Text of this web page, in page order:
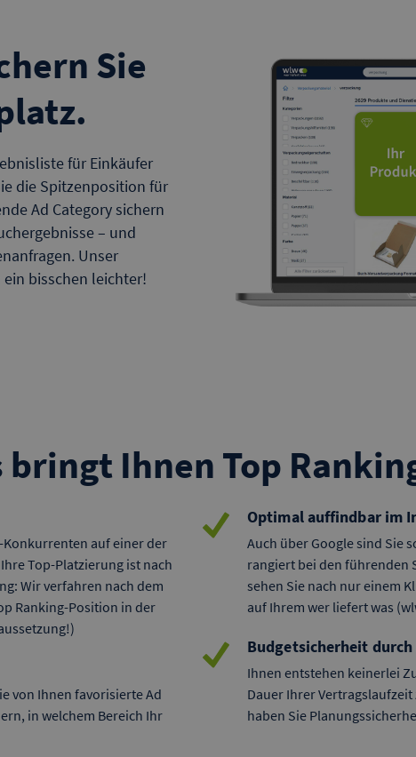
Sie
für Einkäufer
die Spitzenposition für
Ad Category sichern
– und
Unser
bisschen leichter!
bringt Ihnen Top
Konkurrenten auf einer der
Top-Platzierung ist nach
Wir verfahren nach dem
Ranking-Position in der
von Ihnen favorisierte Ad
in welchem Bereich Ihr
Optimal auffindbar im
Auch über Google sind Sie
rangiert bei den führenden
sehen Sie nach nur einem
auf Ihrem wer liefert was
Budgetsicherheit durch
Ihnen entstehen keinerlei
Dauer Ihrer
haben Sie